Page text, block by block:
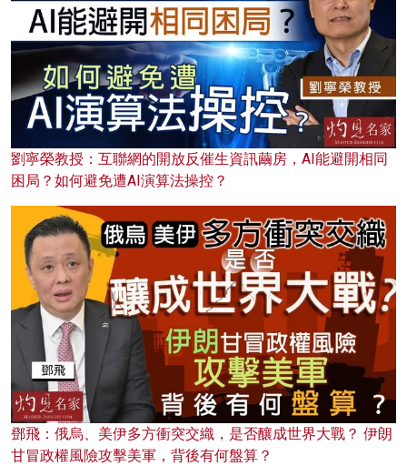
劉寧榮教授：互聯網的開放反催生資訊繭房，AI能避開相同
困局？如何避免遭AI演算法操控？
鄧飛：俄烏、美伊多方衝突交織，是否釀成世界大戰？ 伊朗
甘冒政權風險攻擊美軍，背後有何盤算？